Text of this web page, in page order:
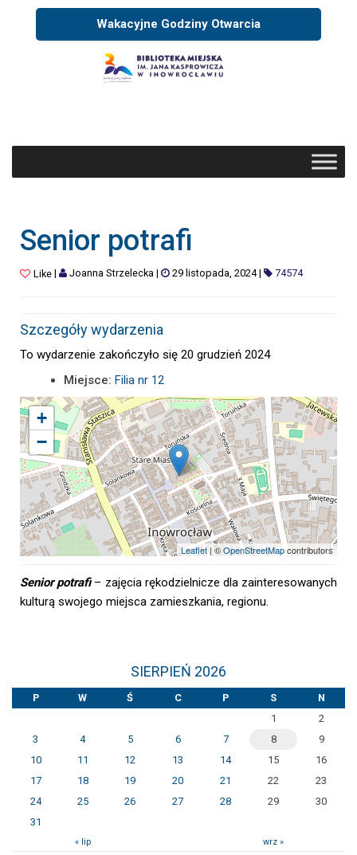
Wakacyjne Godziny Otwarcia
Senior potrafi
Like| Joanna Strzelecka | 29 listopada, 2024| 74574
Szczegóły wydarzenia
To wydarzenie zakończyło się 20 grudzień 2024
Miejsce: Filia nr 12
+
−
Leaflet| ©OpenStreetMapcontributors
Senior potrafi– zajęcia rękodzielnicze dla zainteresowanych
kulturą swojego miejsca zamieszkania, regionu.
SIERPIEŃ 2026
P W Ś C P S
N
1
2
3
4 5 6 7 8
9
10
11 12 13 14 15
16
17
18 19 20 21 22
23
24
25 26 27 28 29
30
31
« lip wrz »